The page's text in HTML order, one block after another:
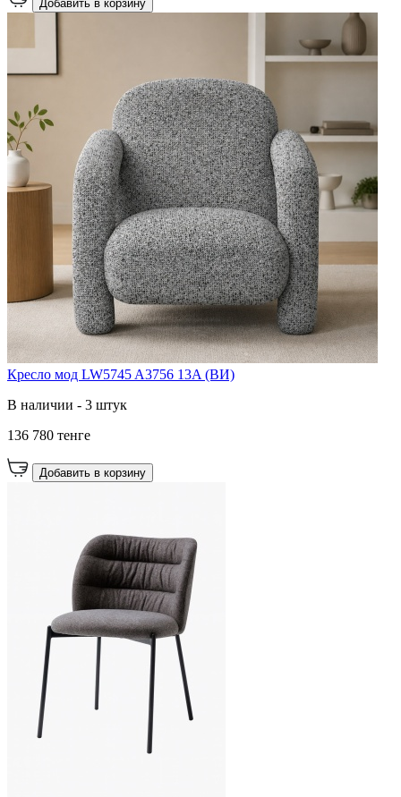
Добавить в корзину
Кресло мод LW5745 A3756 13A (ВИ)
В наличии - 3 штук
136 780 тенге
Добавить в корзину